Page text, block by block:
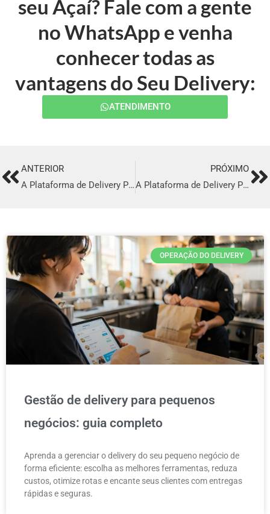
seu Açaí? Fale com a gente
no WhatsApp e venha
conhecer todas as
vantagens do Seu Delivery:
ATENDIMENTO
PrevANTERIOR
A Plataforma de Delivery Perfeita em Moju
PRÓXIMO
A Plataforma de Delivery Perfeita em Telêmaco Borba
OPERAÇÃO DO DELIVERY
Gestão de delivery para pequenos
negócios: guia completo
Aprenda a gerenciar o delivery do seu pequeno negócio de
forma eficiente: escolha as melhores ferramentas, reduza
custos, otimize rotas e encante seus clientes com entregas
rápidas e seguras.